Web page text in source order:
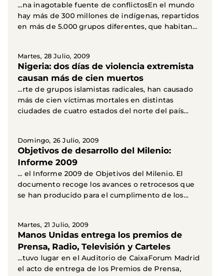
...na inagotable fuente de conflictosEn el mundo
hay más de 300 millones de indígenas, repartidos
en más de 5.000 grupos diferentes, que habitan
Martes, 28 Julio, 2009
Nigeria: dos días de violencia extremista
causan más de cien muertos
...rte de grupos islamistas radicales, han causado
más de cien víctimas mortales en distintas
ciudades de cuatro estados del norte del país
Domingo, 26 Julio, 2009
Objetivos de desarrollo del Milenio:
Informe 2009
... el Informe 2009 de Objetivos del Milenio. El
documento recoge los avances o retrocesos que
se han producido para el cumplimento de los
Martes, 21 Julio, 2009
Manos Unidas entrega los premios de
Prensa, Radio, Televisión y Carteles
...tuvo lugar en el Auditorio de CaixaForum Madrid
el acto de entrega de los Premios de Prensa,